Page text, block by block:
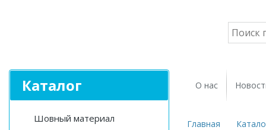
Каталог
Шовный материал
О нас
Главная